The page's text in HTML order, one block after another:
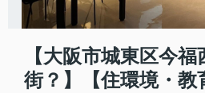
【大阪市城東区今
街？】【住環境・教